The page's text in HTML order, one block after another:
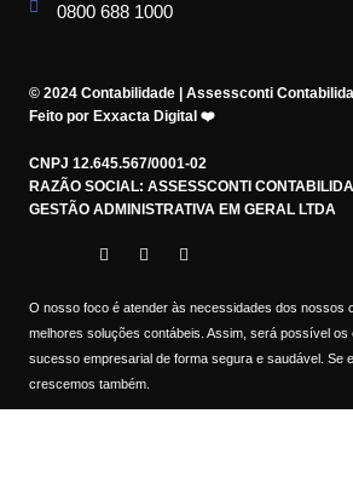
0800 688 1000
© 2024 Contabilidade | Assessconti
Feito por Exxacta Digital ❤️
CNPJ 12.645.567/0001-02
RAZÃO SOCIAL: ASSESSCONTI
GESTÃO ADMINISTRATIVA EM GERAL LTDA
O nosso foco é atender às necessidades dos nossos
melhores soluções contábeis. Assim, será possível os
sucesso empresarial de forma segura e saudável. Se
crescemos também.